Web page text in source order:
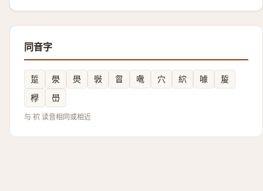
同音字
踅 澩 燢 斅 䀜 㗾 穴 䋉 噱
㿱
㰒
嶨
与 袕 读音相同或相近